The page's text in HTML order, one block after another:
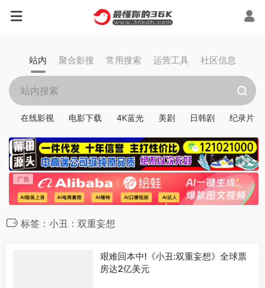
站内 聚合影搜 常用搜索 运营工具 社区信息
在线影视 电影下载 4K蓝光 美剧 日韩剧 纪录片
标签：小丑：双重妄想
艰难回本中!《小丑:双重妄想》全球票
房达2亿美元